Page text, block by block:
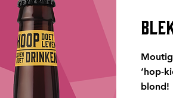
‘hop-
blond!